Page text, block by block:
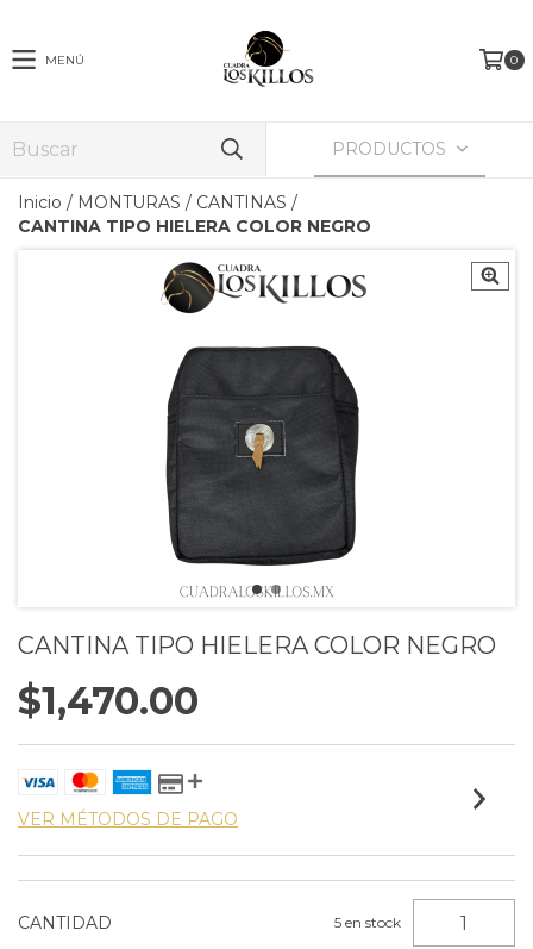
MENÚ 0
PRODUCTOS
Inicio / MONTURAS / CANTINAS /
CANTINA TIPO HIELERA COLOR NEGRO
CANTINA TIPO HIELERA COLOR NEGRO
$1,470.00
VER MÉTODOS DE PAGO
CANTIDAD 5 en stock